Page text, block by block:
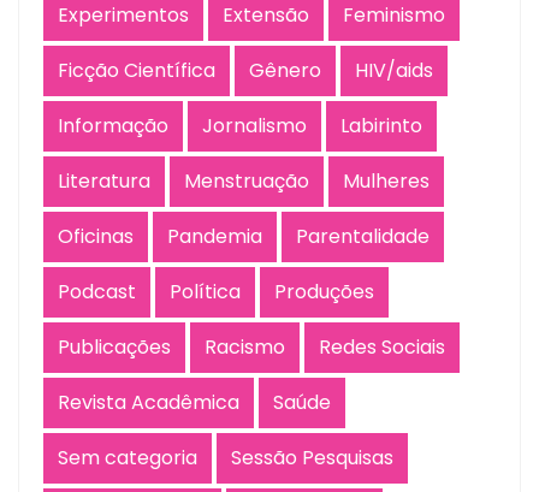
Experimentos
Extensão
Feminismo
Ficção Científica
Gênero
HIV/aids
Informação
Jornalismo
Labirinto
Literatura
Menstruação
Mulheres
Oficinas
Pandemia
Parentalidade
Podcast
Política
Produções
Publicações
Racismo
Redes Sociais
Revista Acadêmica
Saúde
Sem categoria
Sessão Pesquisas